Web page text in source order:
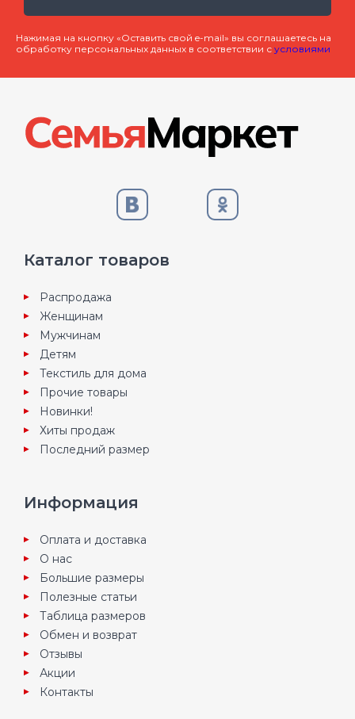
Нажимая на кнопку «Оставить свой e-mail» вы соглашаетесь на
обработку персональных данных в соответствии с условиями
Каталог товаров
Распродажа
Женщинам
Мужчинам
Детям
Текстиль для дома
Прочие товары
Новинки!
Хиты продаж
Последний размер
Информация
Оплата и доставка
О нас
Большие размеры
Полезные статьи
Таблица размеров
Обмен и возврат
Отзывы
Акции
Контакты